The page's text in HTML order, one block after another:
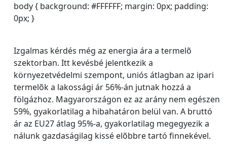
body { background: #FFFFFF; margin: 0px; padding:
0px; }
Izgalmas kérdés még az energia ára a termelõ
szektorban. Itt kevésbé jelentkezik a
környezetvédelmi szempont, uniós átlagban az ipari
termelõk a lakossági ár 56%-án jutnak hozzá a
fölgázhoz. Magyarországon ez az arány nem egészen
59%, gyakorlatilag a hibahatáron belül van. A bruttó
ár az EU27 átlag 95%-a, gyakorlatilag megegyezik a
nálunk gazdaságilag kissé elõbbre tartó finnekével.